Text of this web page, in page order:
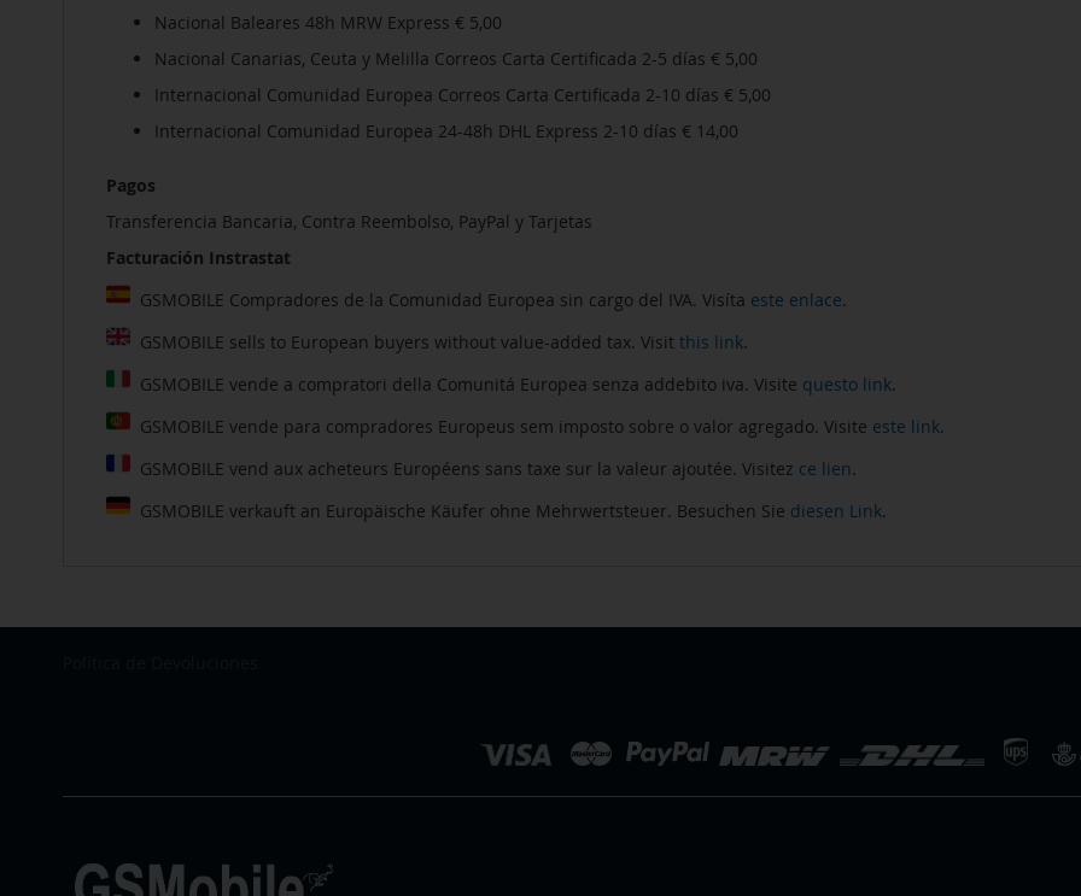
Nacional Baleares 48h MRW Express € 5,00
Nacional Canarias, Ceuta y Melilla Correos Carta Certificada 2-5 días € 5,00
Internacional Comunidad Europea Correos Carta Certificada 2-10 días € 5,00
Internacional Comunidad Europea 24-48h DHL Express 2-10 días € 14,00
Pagos
Transferencia Bancaria, Contra Reembolso, PayPal y Tarjetas
Facturación Instrastat
GSMOBILE Compradores de la Comunidad Europea sin cargo del IVA. Visíta este enlace.
GSMOBILE sells to European buyers without value-added tax. Visit this link.
GSMOBILE vende a compratori della Comunitá Europea senza addebito iva. Visite questo link.
GSMOBILE vende para compradores Europeus sem imposto sobre o valor agregado. Visite este link.
GSMOBILE vend aux acheteurs Européens sans taxe sur la valeur ajoutée. Visitez ce lien.
GSMOBILE verkauft an Europäische Käufer ohne Mehrwertsteuer. Besuchen Sie diesen Link.